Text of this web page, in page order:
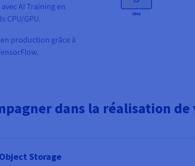
avec AI Training en
CPU/GPU.
en production grâce à
dans la réalisation
Storage